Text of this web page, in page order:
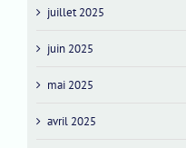
juillet 2025
juin 2025
mai 2025
avril 2025